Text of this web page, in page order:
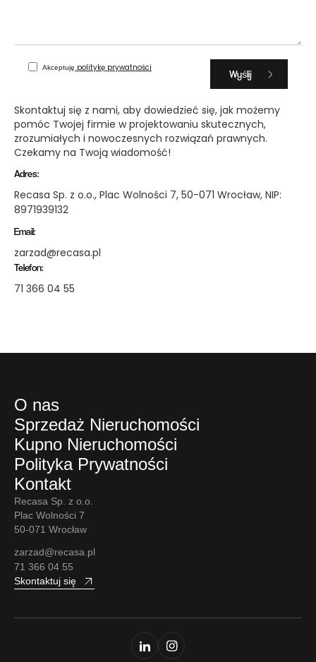
Akceptuję politykę prywatności
Skontaktuj się z nami, aby dowiedzieć się, jak możemy
pomóc Twojej firmie w projektowaniu skutecznych,
zrozumiałych i nowoczesnych rozwiązań prawnych.
Czekamy na Twoją wiadomość!
Adres:
Recasa Sp. z o.o., Plac Wolności 7, 50-071 Wrocław, NIP:
8971939132
Email:
zarzad@recasa.pl
Telefon:
71 366 04 55
O nas
Sprzedaż Nieruchomości
Kupno Nieruchomości
Polityka Prywatności
Kontakt
Recasa Sp. z o.o.
Plac Wolności 7
50-071 Wrocław
zarzad@recasa.pl
71 366 04 55
Skontaktuj się